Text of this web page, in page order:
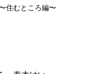
〜住むところ編〜